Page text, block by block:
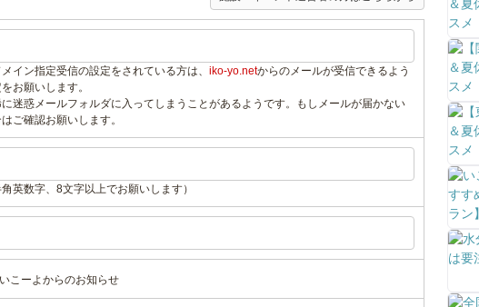
イン指定受信の設定をされている方は、 iko-yo.netからのメールが受信できるよう
お願いします。
迷惑メールフォルダに入ってしまうことがあるようです。もしメールが届かない
ご確認お願いします。
角英数字、8文字以上でお願いします）
いこーよからのお知らせ